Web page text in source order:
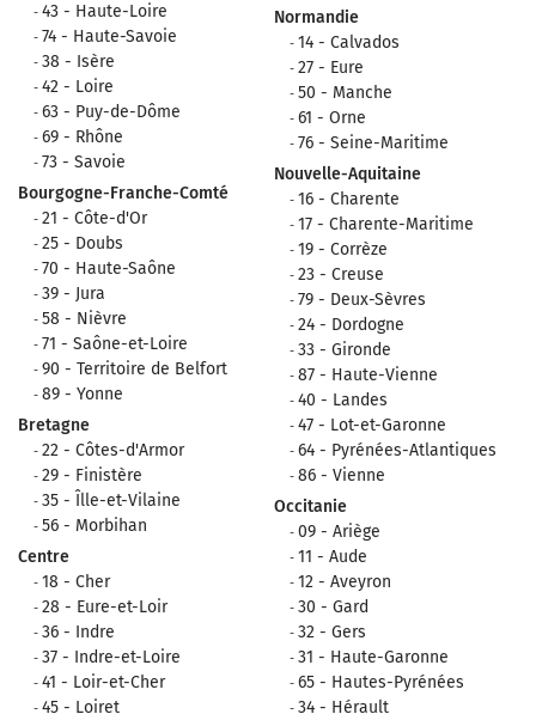
43 - Haute-Loire
74 - Haute-Savoie
38 - Isère
42 - Loire
63 - Puy-de-Dôme
69 - Rhône
73 - Savoie
Bourgogne-Franche-Comté
21 - Côte-d'Or
25 - Doubs
70 - Haute-Saône
39 - Jura
58 - Nièvre
71 - Saône-et-Loire
90 - Territoire de Belfort
89 - Yonne
Bretagne
22 - Côtes-d'Armor
29 - Finistère
35 - Îlle-et-Vilaine
56 - Morbihan
Centre
18 - Cher
28 - Eure-et-Loir
36 - Indre
37 - Indre-et-Loire
41 - Loir-et-Cher
45 - Loiret
Normandie
14 - Calvados
27 - Eure
50 - Manche
61 - Orne
76 - Seine-Maritime
Nouvelle-Aquitaine
16 - Charente
17 - Charente-Maritime
19 - Corrèze
23 - Creuse
79 - Deux-Sèvres
24 - Dordogne
33 - Gironde
87 - Haute-Vienne
40 - Landes
47 - Lot-et-Garonne
64 - Pyrénées-Atlantiques
86 - Vienne
Occitanie
09 - Ariège
11 - Aude
12 - Aveyron
30 - Gard
32 - Gers
31 - Haute-Garonne
65 - Hautes-Pyrénées
34 - Hérault